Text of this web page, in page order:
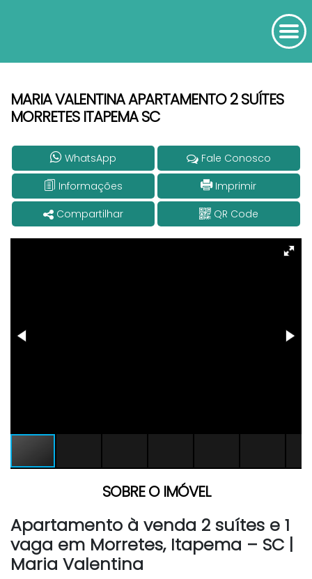
MARIA VALENTINA APARTAMENTO 2 SUÍTES
MORRETES ITAPEMA SC
WhatsApp Fale Conosco
Informações Imprimir
Compartilhar QR Code
SOBRE O IMÓVEL
Apartamento à venda 2 suítes e 1
vaga em Morretes, Itapema – SC |
Maria Valentina